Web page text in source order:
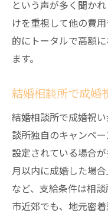
という声が多く聞か
けを重視して他の費
的にトータルで高額
ます。
結婚相談所で成婚
結婚相談所で成婚祝
談所独自のキャンペ
設定されている場合
月以内に成婚した場
など、支給条件は相
市近郊でも、地元密